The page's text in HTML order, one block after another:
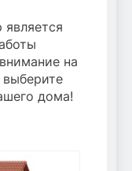
на
дома!